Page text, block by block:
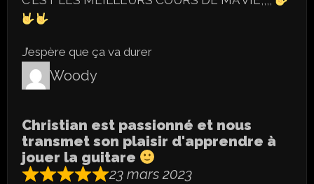
J’espère que ça va durer
Woody
Christian est passionné et nous
transmet son plaisir d'apprendre à
jouer la guitare
23 mars 2023